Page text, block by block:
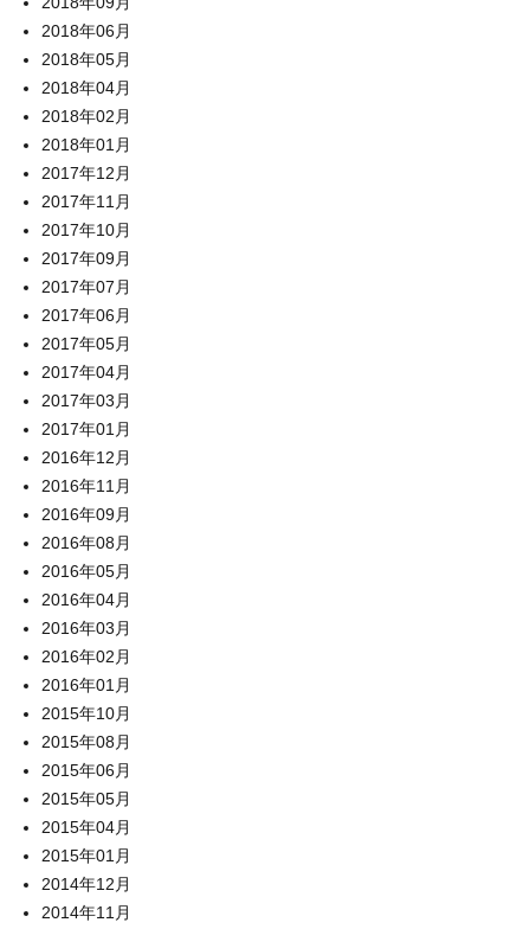
2018年06月
2018年05月
2018年04月
2018年02月
2018年01月
2017年12月
2017年11月
2017年10月
2017年09月
2017年07月
2017年06月
2017年05月
2017年04月
2017年03月
2017年01月
2016年12月
2016年11月
2016年09月
2016年08月
2016年05月
2016年04月
2016年03月
2016年02月
2016年01月
2015年10月
2015年08月
2015年06月
2015年05月
2015年04月
2015年01月
2014年12月
2014年11月